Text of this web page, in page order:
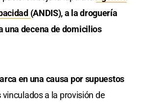
(ANDIS), a la droguería
una decena de domicilios
en una causa por supuestos
vinculados a la provisión de